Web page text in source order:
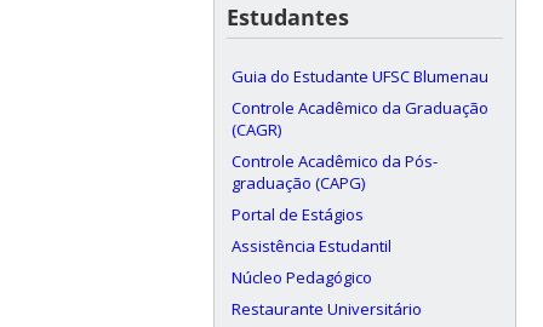
Estudantes
Guia do Estudante UFSC Blumenau
Controle Acadêmico da Graduação
(CAGR)
Controle Acadêmico da Pós-
graduação (CAPG)
Portal de Estágios
Assistência Estudantil
Núcleo Pedagógico
Restaurante Universitário